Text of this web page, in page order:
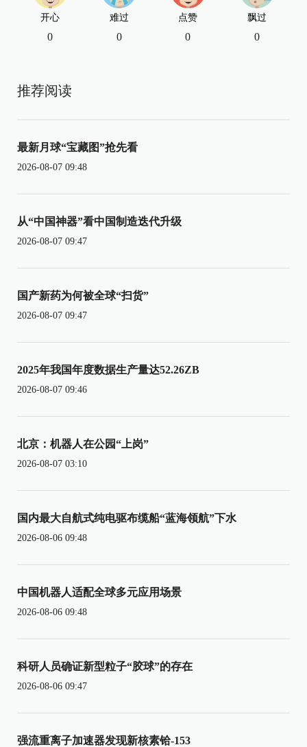
开心
0
难过
0
点赞
0
飘过
0
推荐阅读
最新月球“宝藏图”抢先看
2026-08-07 09:48
从“中国神器”看中国制造迭代升级
2026-08-07 09:47
国产新药为何被全球“扫货”
2026-08-07 09:47
2025年我国年度数据生产量达52.26ZB
2026-08-07 09:46
北京：机器人在公园“上岗”
2026-08-07 03:10
国内最大自航式纯电驱布缆船“蓝海领航”下水
2026-08-06 09:48
中国机器人适配全球多元应用场景
2026-08-06 09:48
科研人员确证新型粒子“胶球”的存在
2026-08-06 09:47
强流重离子加速器发现新核素铪-153